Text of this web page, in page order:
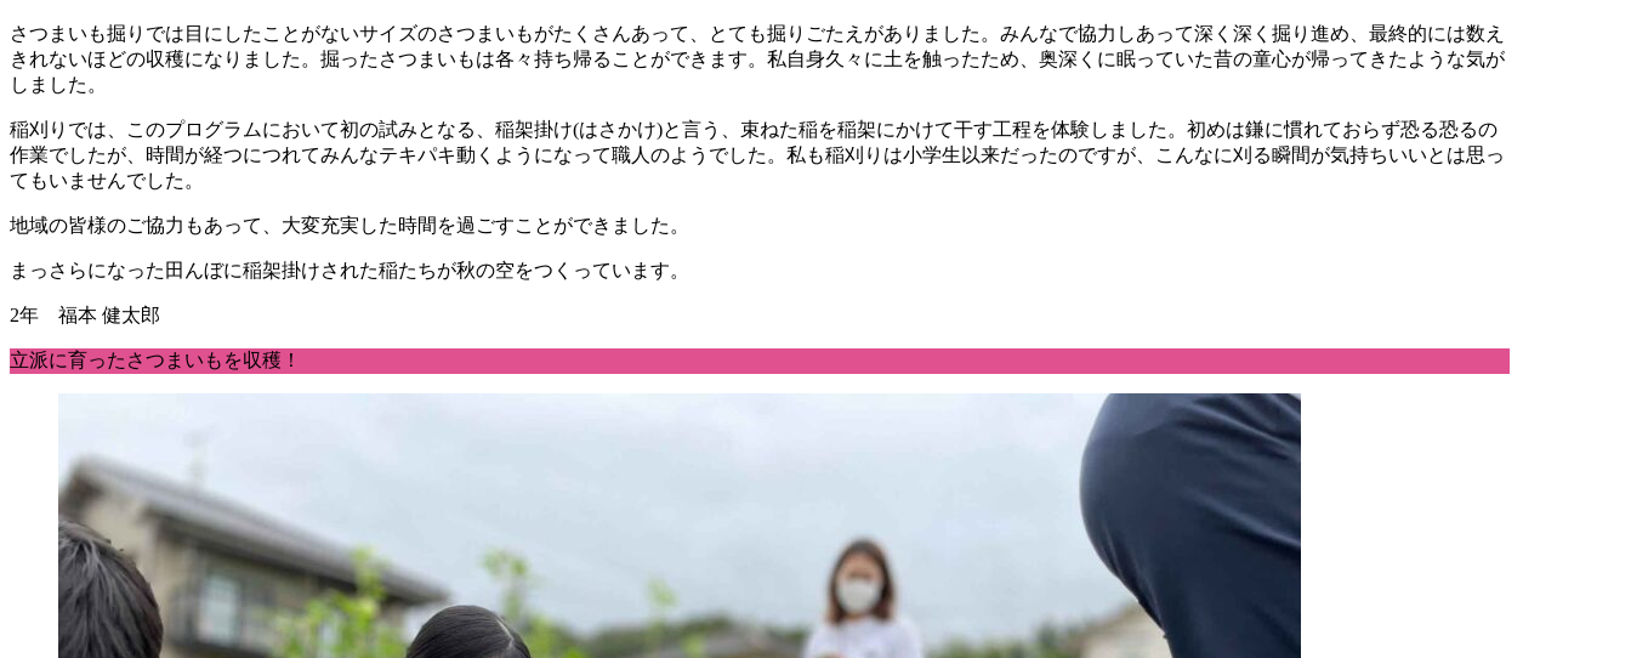
さつまいも掘りでは目にしたことがないサイズのさつまいもがたくさんあって、とても掘りごたえがありました。みんなで協力しあって深く深く掘り進め、最終的には数え
きれないほどの収穫になりました。掘ったさつまいもは各々持ち帰ることができます。私自身久々に土を触ったため、奥深くに眠っていた昔の童心が帰ってきたような気が
しました。
稲刈りでは、このプログラムにおいて初の試みとなる、稲架掛け(はさかけ)と言う、束ねた稲を稲架にかけて干す工程を体験しました。初めは鎌に慣れておらず恐る恐るの
作業でしたが、時間が経つにつれてみんなテキパキ動くようになって職人のようでした。私も稲刈りは小学生以来だったのですが、こんなに刈る瞬間が気持ちいいとは思っ
てもいませんでした。
地域の皆様のご協力もあって、大変充実した時間を過ごすことができました。
まっさらになった田んぼに稲架掛けされた稲たちが秋の空をつくっています。
2年 福本 健太郎
立派に育ったさつまいもを収穫！